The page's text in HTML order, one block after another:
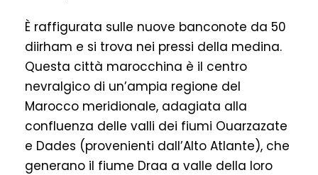
È raffigurata sulle nuove banconote da 50
diirham e si trova nei pressi della medina.
Questa città marocchina è il centro
nevralgico di un’ampia regione del
Marocco meridionale, adagiata alla
confluenza delle valli dei fiumi Ouarzazate
e Dades (provenienti dall’Alto Atlante), che
generano il fiume Draa a valle della loro